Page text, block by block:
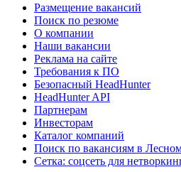
Размещение вакансий
Поиск по резюме
О компании
Наши вакансии
Реклама на сайте
Требования к ПО
Безопасный HeadHunter
HeadHunter API
Партнерам
Инвесторам
Каталог компаний
Поиск по вакансиям в Лесном
Сетка: соцсеть для